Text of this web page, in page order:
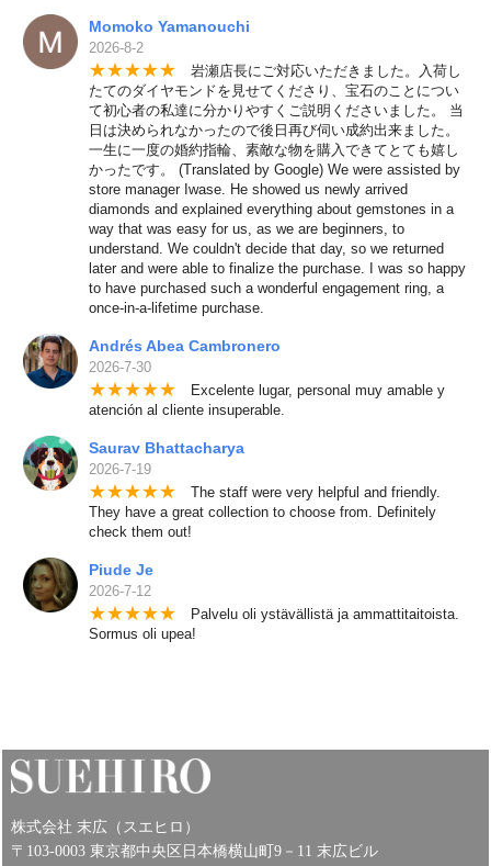
Momoko Yamanouchi
2026-8-2
★★★★★ 岩瀬店長にご対応いただきました。入荷し
たてのダイヤモンドを見せてくださり、宝石のことについ
て初心者の私達に分かりやすくご説明くださいました。 当
日は決められなかったので後日再び伺い成約出来ました。
一生に一度の婚約指輪、素敵な物を購入できてとても嬉し
かったです。 (Translated by Google) We were assisted by
store manager Iwase. He showed us newly arrived
diamonds and explained everything about gemstones in a
way that was easy for us, as we are beginners, to
understand. We couldn't decide that day, so we returned
later and were able to finalize the purchase. I was so happy
to have purchased such a wonderful engagement ring, a
once-in-a-lifetime purchase.
Andrés Abea Cambronero
2026-7-30
★★★★★ Excelente lugar, personal muy amable y
atención al cliente insuperable.
Saurav Bhattacharya
2026-7-19
★★★★★ The staff were very helpful and friendly.
They have a great collection to choose from. Definitely
check them out!
Piude Je
2026-7-12
★★★★★ Palvelu oli ystävällistä ja ammattitaitoista.
Sormus oli upea!
株式会社 末広（スエヒロ）
〒103-0003 東京都中央区日本橋横山町9－11 末広ビル